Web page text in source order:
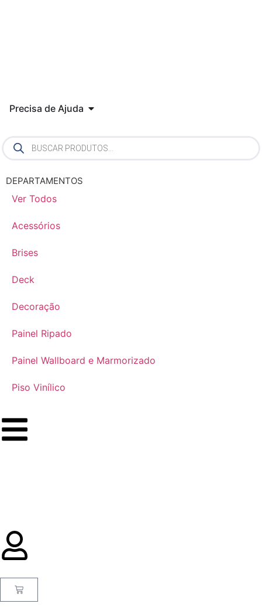
Precisa de Ajuda
DEPARTAMENTOS
Ver Todos
Acessórios
Brises
Deck
Decoração
Painel Ripado
Painel Wallboard e Marmorizado
Piso Vinílico